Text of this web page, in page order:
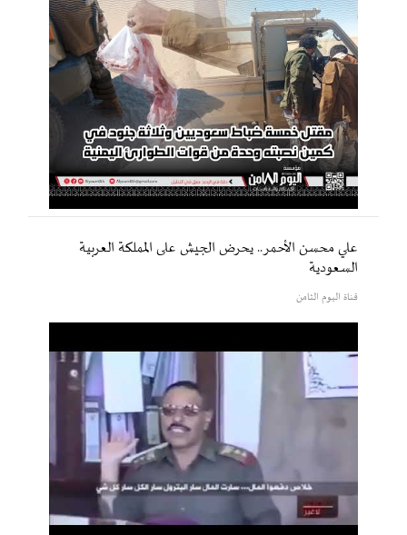
علي محسن الأحمر.. يحرض الجيش على المملكة العربية
السعودية
قناة اليوم الثامن